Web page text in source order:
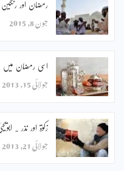
رمضان اور رنگین
جون 8, 2015
اسی رمضان میں ۔
جولائی 15, 2013
زکوٰۃ اور نذر ۔
جولائی 21, 2013